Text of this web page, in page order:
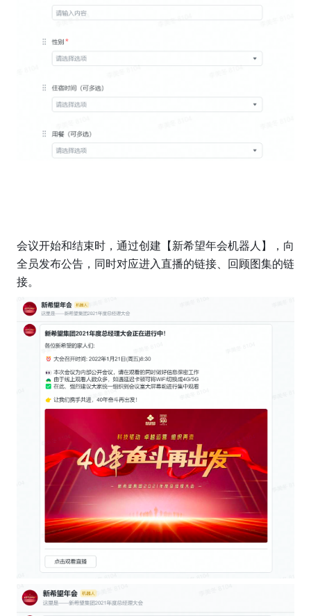
会议开始和结束时，通过创建【新希望年会机器人】，向
全员发布公告，同时对应进入直播的链接、回顾图集的链
接。